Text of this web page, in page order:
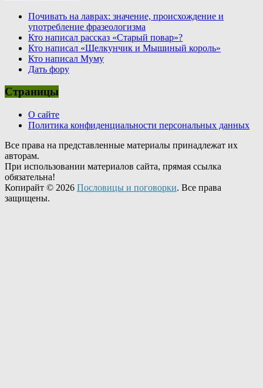
Почивать на лаврах: значение, происхождение и
употребление фразеологизма
Кто написал рассказ «Старый повар»?
Кто написал «Щелкунчик и Мышиный король»
Кто написал Муму
Дать фору
Страницы
О сайте
Политика конфиденциальности персональных данных
Все права на представленные материалы принадлежат их
авторам.
При использовании материалов сайта, прямая ссылка
обязательна!
Копирайт © 2026 Пословицы и поговорки. Все права
защищены.